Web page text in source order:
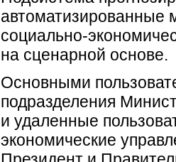
автоматизированные
социально-
на сценарной основе.
Основными
подразделения
и удаленные
экономические